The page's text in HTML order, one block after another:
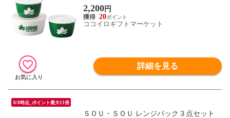
プレゼント 出産内祝い 結婚お祝い
2,200円
20
ココイロギフトマーケット
詳細を見る
8/8時点_ポイント最大11倍
ＳＯＵ・ＳＯＵ レンジパック３点セット